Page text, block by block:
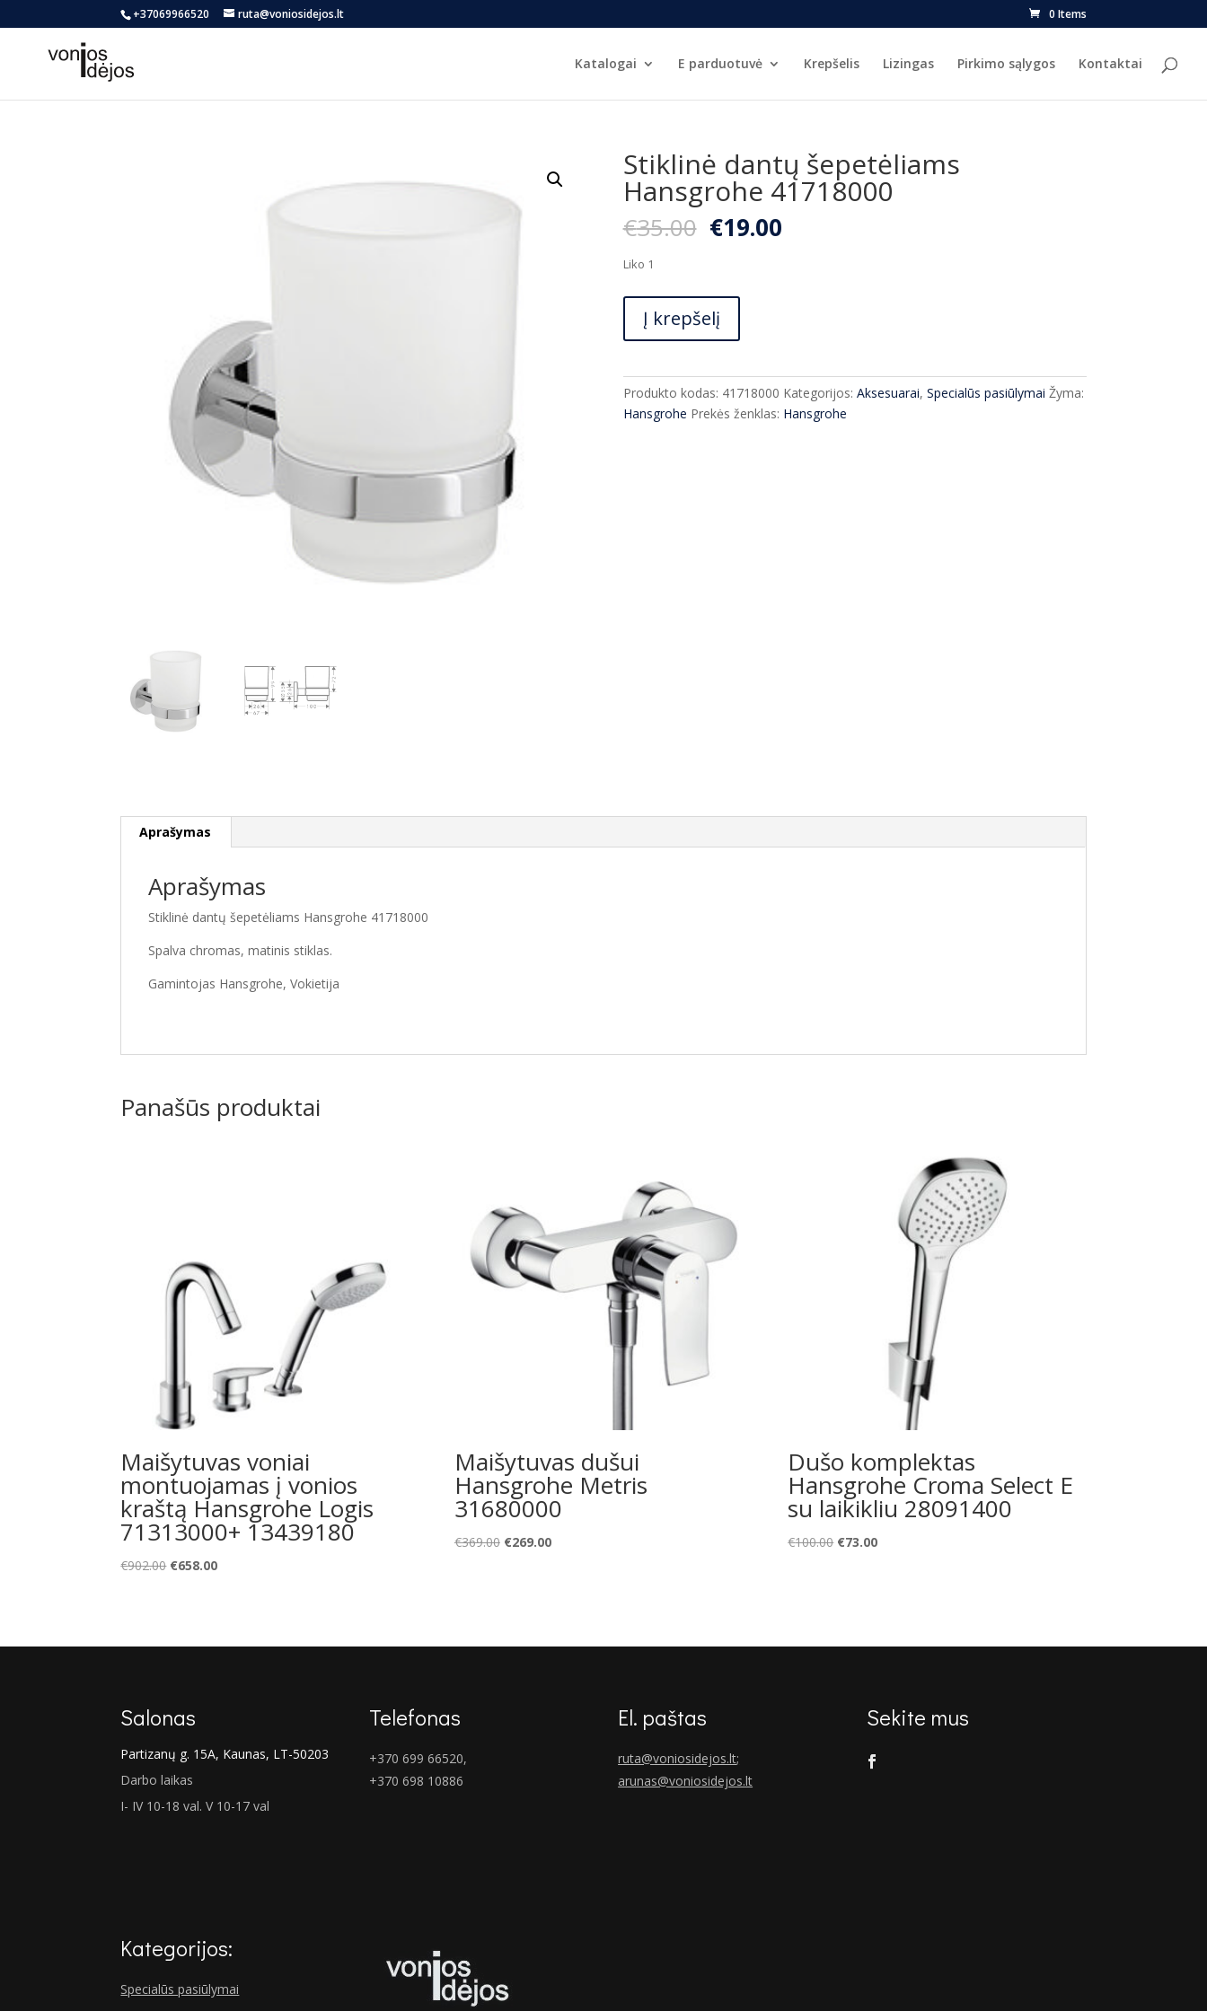
+37069966520 ruta@voniosidejos.lt 0 Items
Katalogai E parduotuvė Krepšelis Lizingas Pirkimo sąlygos Kontaktai
Stiklinė dantų šepetėliams
Hansgrohe 41718000
€35.00 Original
price
€35.00.
€19.00Current
Liko 1
kiekis:
Stiklinė
šepetėliams
Hansgrohe
Į krepšelį
Produkto kodas: 41718000 Kategorijos: Aksesuarai, Specialūs pasiūlymai Žyma:
Hansgrohe Prekės ženklas: Hansgrohe
Aprašymas
Aprašymas
Stiklinė dantų šepetėliams Hansgrohe 41718000
Spalva chromas, matinis stiklas.
Gamintojas Hansgrohe, Vokietija
Panašūs produktai
Maišytuvas voniai
montuojamas į vonios
kraštą Hansgrohe Logis
71313000+ 13439180
€902.00 Original
€658.00Current
Maišytuvas dušui
Hansgrohe Metris
31680000
€369.00 Original
€269.00Current
Dušo komplektas
Hansgrohe Croma Select E
su laikikliu 28091400
€100.00 Original
€73.00Current
Salonas
Partizanų g. 15A, Kaunas, LT-50203
Darbo laikas
I- IV 10-18 val. V 10-17 val
Telefonas
+370 699 66520,
+370 698 10886
El. paštas
ruta@voniosidejos.lt;
arunas@voniosidejos.lt
Sekite mus
Kategorijos:
Specialūs pasiūlymai